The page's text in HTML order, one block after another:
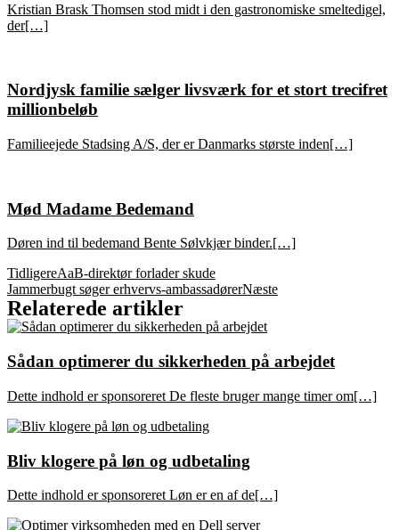
Kristian Brask Thomsen stod midt i den gastronomiske smeltedigel,
der[…]
Nordjysk familie sælger livsværk for et stort trecifret
millionbeløb
Familieejede Stadsing A/S, der er Danmarks største inden[…]
Mød Madame Bedemand
Døren ind til bedemand Bente Sølvkjær binder.[…]
TidligereAaB-direktør forlader skude
Jammerbugt søger erhvervs-ambassadørerNæste
Relaterede artikler
Sådan optimerer du sikkerheden på arbejdet
Dette indhold er sponsoreret De fleste bruger mange timer om[…]
Bliv klogere på løn og udbetaling
Dette indhold er sponsoreret Løn er en af de[…]